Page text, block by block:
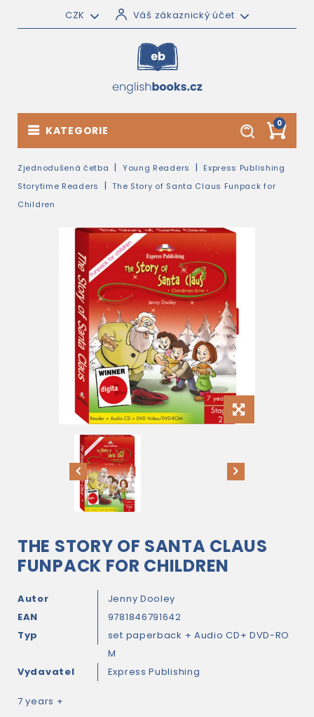
CZK Váš zákaznický účet
0
KATEGORIE
Zjednodušená četba Young Readers
Express Publishing
Storytime Readers
The Story of Santa Claus Funpack for
Children
THE STORY OF SANTA CLAUS
FUNPACK FOR CHILDREN
Autor
Jenny Dooley
EAN
9781846791642
Typ
set paperback + Audio CD+ DVD-RO
M
Vydavatel
Express Publishing
7 years +